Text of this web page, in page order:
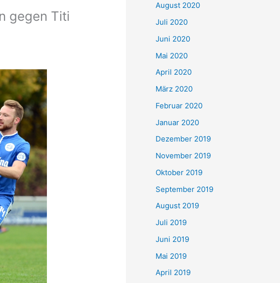
gegen Titi
August 2020
Juli 2020
Juni 2020
Mai 2020
April 2020
März 2020
Februar 2020
Januar 2020
Dezember 2019
November 2019
Oktober 2019
September 2019
August 2019
Juli 2019
Juni 2019
Mai 2019
April 2019